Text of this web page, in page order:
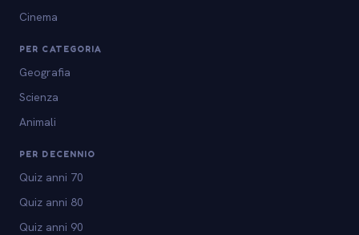
Cinema
PER CATEGORIA
Geografia
Scienza
Animali
PER DECENNIO
Quiz anni 70
Quiz anni 80
Quiz anni 90